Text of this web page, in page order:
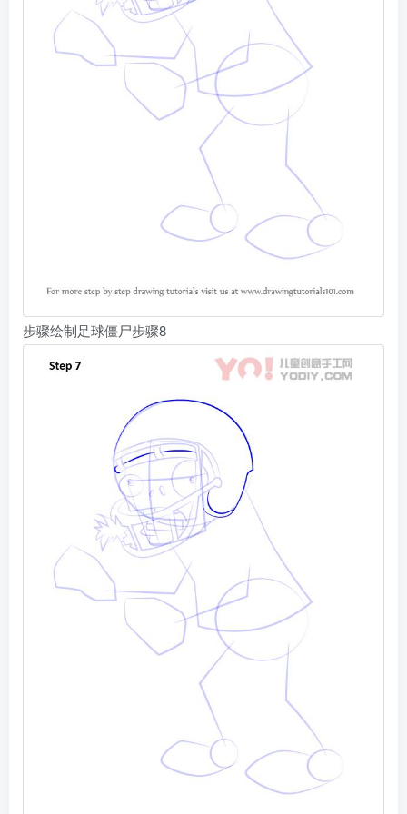
步骤绘制足球僵尸步骤8